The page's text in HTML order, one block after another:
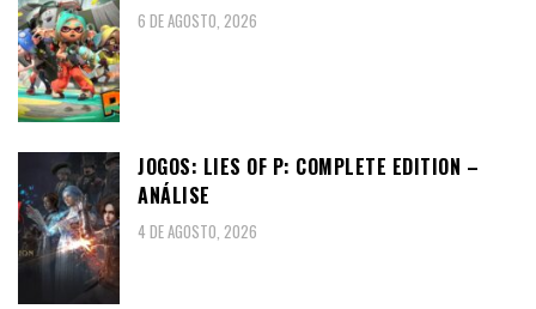
6 DE AGOSTO, 2026
JOGOS: LIES OF P: COMPLETE EDITION –
ANÁLISE
4 DE AGOSTO, 2026